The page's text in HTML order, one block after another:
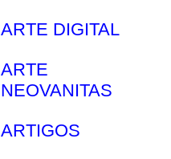
ARTE DIGITAL
ARTE
NEOVANITAS
ARTIGOS